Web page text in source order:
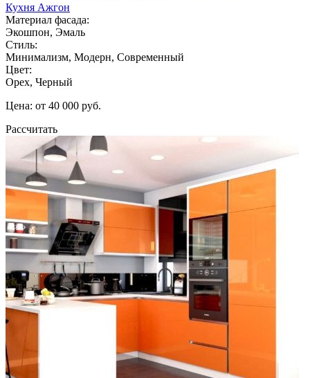
Кухня Ажгон
Материал фасада:
Экошпон, Эмаль
Стиль:
Минимализм, Модерн, Современный
Цвет:
Орех, Черный
Цена: от 40 000 руб.
Рассчитать